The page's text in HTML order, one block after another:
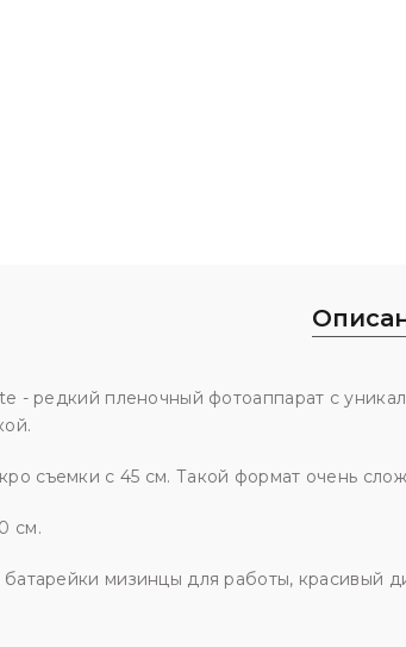
- редкий пленочный фотоаппарат с
съемки с 45 см. Такой формат очень
см.
батарейки мизинцы для работы, красивый